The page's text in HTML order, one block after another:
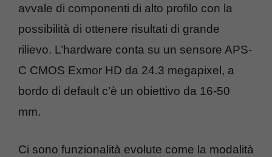
avvale di componenti di alto profilo con la
possibilità di ottenere risultati di grande
rilievo. L’hardware conta su un sensore APS-
C CMOS Exmor HD da 24.3 megapixel, a
bordo di default c’è un obiettivo da 16-50
mm.
Ci sono funzionalità evolute come la modalità